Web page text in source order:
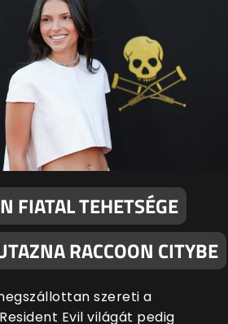
FIATAL TEHETSÉGE
RACCOON CITYBE
szereti a
Evil világát pedig